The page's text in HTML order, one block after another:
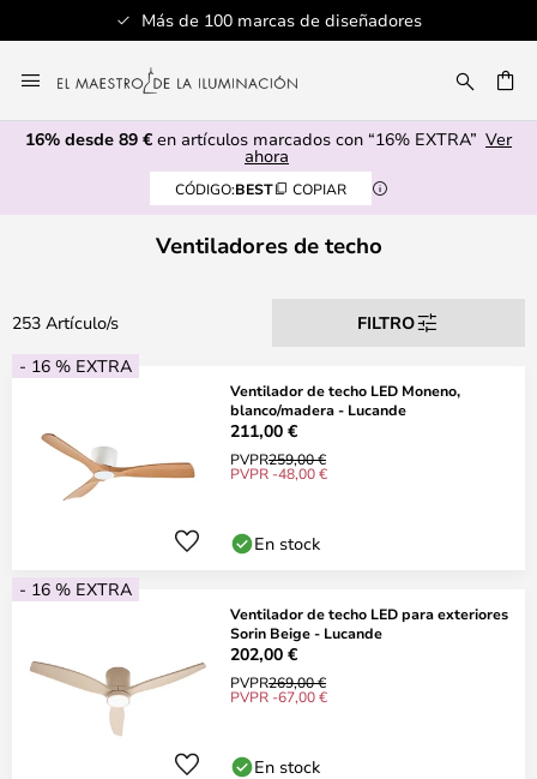
Servicio al cliente profesional
al
contenido
16% desde 89 € en artículos marcados con “16% EXTRA” Ver
ahora
CÓDIGO:BEST COPIAR
Ventiladores de techo
253 Artículo/s
FILTRO
- 16 % EXTRA
Ventilador de techo LED Moneno,
blanco/madera - Lucande
211,00 €
PVPR259,00 €
PVPR -48,00 €
En stock
- 16 % EXTRA
Ventilador de techo LED para exteriores
Sorin Beige - Lucande
202,00 €
PVPR269,00 €
PVPR -67,00 €
En stock